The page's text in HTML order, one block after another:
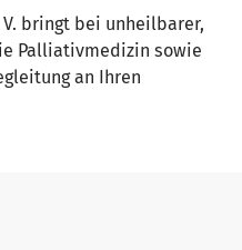
V. bringt bei unheilbarer,
Palliativmedizin sowie
an Ihren